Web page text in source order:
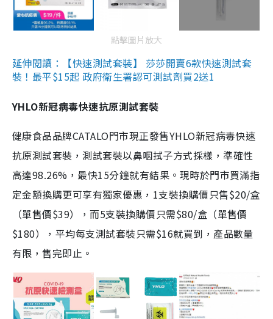
點擊圖片放大
延伸閱讀：【快速測試套裝】 莎莎開賣6款快速測試套
裝！最平$15起 政府衛生署認可測試劑買2送1
YHLO新冠病毒快速抗原測試套裝
健康食品品牌CATALO門市現正發售YHLO新冠病毒快速
抗原測試套裝，測試套裝以鼻咽拭子方式採樣，準確性
高達98.26%，最快15分鐘就有結果。現時於門市買滿指
定金額換購更可享有獨家優惠，1支裝換購價只售$20/盒
（單售價$39），而5支裝換購價只需$80/盒（單售價
$180），平均每支測試套裝只需$16就買到，產品數量
有限，售完即止。